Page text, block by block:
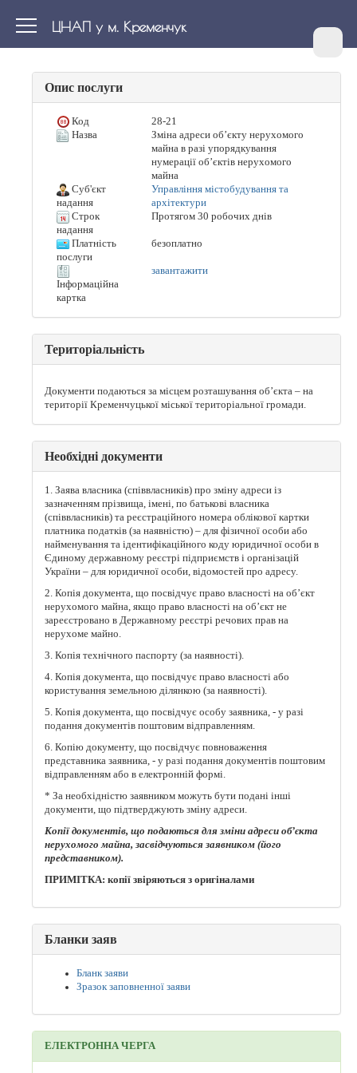
ЦНАП у м. Кременчук
Опис послуги
Код
28-21
Назва
Зміна адреси об’єкту нерухомого
майна в разі упорядкування
нумерації об’єктів нерухомого
майна
Суб'єкт
надання
Управління містобудування та
архітектури
Строк
надання
Протягом 30 робочих днів
Платність
послуги
безоплатно
Інформаційна
картка
завантажити
Територіальність
Документи подаються за місцем розташування об’єкта – на
території Кременчуцької міської територіальної громади.
Необхідні документи
1. Заява власника (співвласників) про зміну адреси із
зазначенням прізвища, імені, по батькові власника
(співвласників) та реєстраційного номера облікової картки
платника податків (за наявністю) – для фізичної особи або
найменування та ідентифікаційного коду юридичної особи в
Єдиному державному реєстрі підприємств і організацій
України – для юридичної особи, відомостей про адресу.
2. Копія документа, що посвідчує право власності на об’єкт
нерухомого майна, якщо право власності на об’єкт не
зареєстровано в Державному реєстрі речових прав на
нерухоме майно.
3. Копія технічного паспорту (за наявності).
4. Копія документа, що посвідчує право власності або
користування земельною ділянкою (за наявності).
5. Копія документа, що посвідчує особу заявника, - у разі
подання документів поштовим відправленням.
6. Копію документу, що посвідчує повноваження
представника заявника, - у разі подання документів поштовим
відправленням або в електронній формі.
* За необхідністю заявником можуть бути подані інші
документи, що підтверджують зміну адреси.
Копії документів, що подаються для зміни адреси об’єкта
нерухомого майна, засвідчуються заявником (його
представником).
ПРИМІТКА: копії звіряються з оригіналами
Бланки заяв
Бланк заяви
Зразок заповненної заяви
ЕЛЕКТРОННА ЧЕРГА